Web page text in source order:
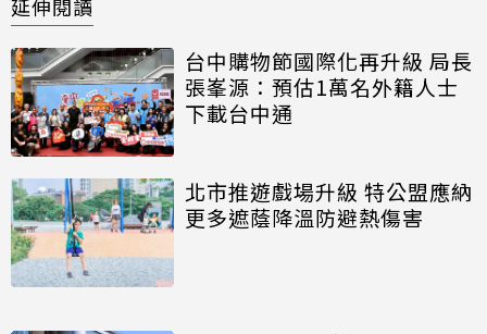
延伸閱讀
台中購物節國際化再升級 局長
張峯源：預估1萬名外籍人士
下載台中通
北市推遊戲場升級 特公盟應納
更多遮蔭降溫防避熱傷害